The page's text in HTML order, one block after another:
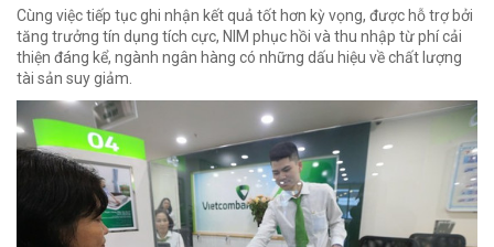
Cùng việc tiếp tục ghi nhận kết quả tốt hơn kỳ vọng, được hỗ trợ bởi
tăng trưởng tín dụng tích cực, NIM phục hồi và thu nhập từ phí cải
thiện đáng kể, ngành ngân hàng có những dấu hiệu về chất lượng
tài sản suy giảm.